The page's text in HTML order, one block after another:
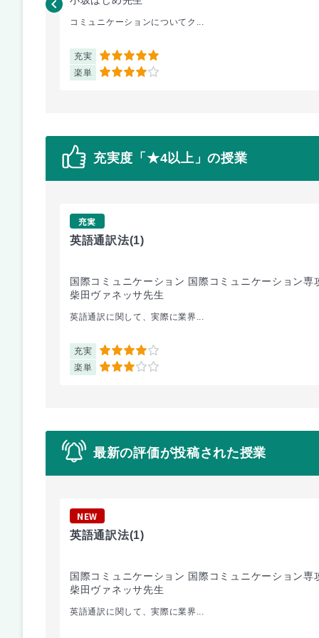
コミュニケーションについてク...
充実 5
楽単 4
充実度「★4以上」の授業
充実
英語通訳法(1)
国際コミュニケーション 国際コミュニケーション専
柴田ヴァネッサ先生
英語通訳に関して、実際に業界...
充実 4
楽単 3
最新の評価が投稿された授業
NEW
英語通訳法(1)
国際コミュニケーション 国際コミュニケーション専
柴田ヴァネッサ先生
英語通訳に関して、実際に業界...